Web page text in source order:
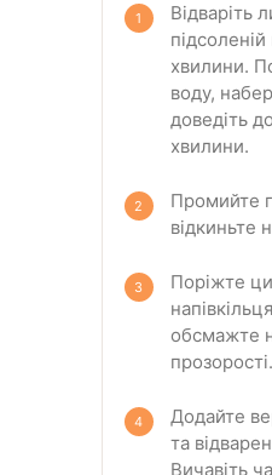
Відваріть
хвилини.
воду,
доведіть
хвилини.
Промийте
відкиньте
Поріжте
обсмажте
прозорості.
Додайте
та
Вичавіть